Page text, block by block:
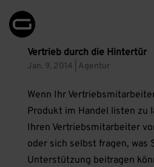
Vertrieb durch die Hintertür
Jan. 9, 2014 Agentur
Wenn Ihr
Produkt im Handel listen zu
Ihren Vertriebsmitarbeiter
oder sich selbst fragen, was
Unterstützung beitragen